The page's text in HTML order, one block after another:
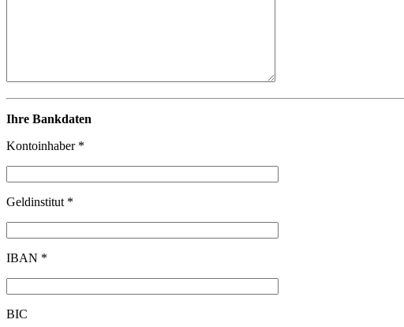
Ihre Bankdaten
Kontoinhaber *
Geldinstitut *
IBAN *
BIC